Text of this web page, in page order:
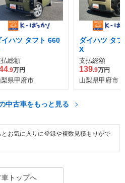
イハツ タフト 660
総額
.9万円
梨県甲府市
ダイハツ タ
X
支払総額
139.9万円
山梨県甲府市
中古車をもっと見る
とお気に入りに登録や複数見積もりがで
車トップへ